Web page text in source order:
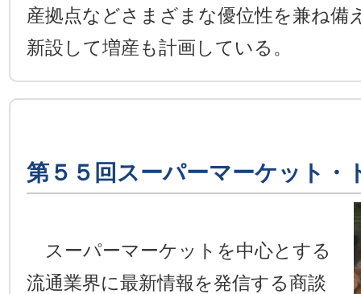
産拠点などさまざまな優位性を兼ね備
新設して増産も計画している。
第５５回スーパーマーケット・
スーパーマーケットを中心とする
流通業界に最新情報を発信する商談